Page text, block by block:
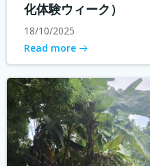
化体験ウィーク）
18/10/2025
Read more